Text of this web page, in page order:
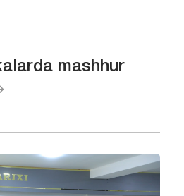
mashhur